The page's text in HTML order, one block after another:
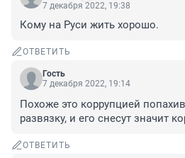
7 декабря 2022, 19:38
Кому на Руси жить хорошо.
ОТВЕТИТЬ
Гость
7 декабря 2022, 19:14
Похоже это коррупцией
развязку, и его снесут значит
ОТВЕТИТЬ